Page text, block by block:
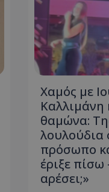
Χαμός με
Καλλιμάνη
θαμώνα:
λουλούδια
πρόσωπο
έριξε πίσω
αρέσει;»
__cf_bm
__cf_bm